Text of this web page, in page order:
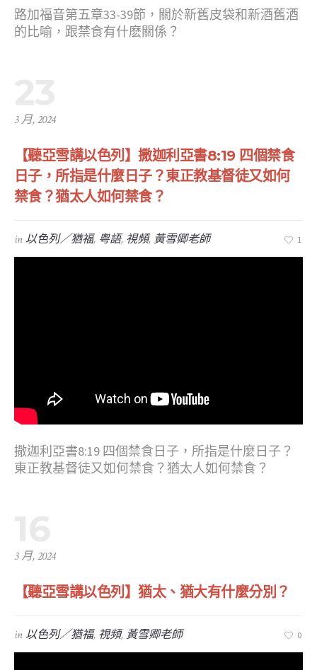
路加福音第五章33-39節，關於新舊皮袋和新酒舊酒
的比喻，跟禁食有什麽關係？
3 月, 2024
【聽亞雪講以色列】撒迦利亞書8:19 四個禁食
日子，所指是什麼日子？東正教基督徒又如何
禁食？猶太人如何禁食？
in 以色列／猶福, 粤語, 視頻,黃雪卿老師 1
撒迦利亞書8:19 四個禁食日子，所指是什麼日子？
東正教基督徒又如何禁食？猶太人如何禁食？
3 月, 2024
【聽亞雪講以色列】猶太、猶大有什麼分別？
in 以色列／猶福, 視頻,黃雪卿老師 0